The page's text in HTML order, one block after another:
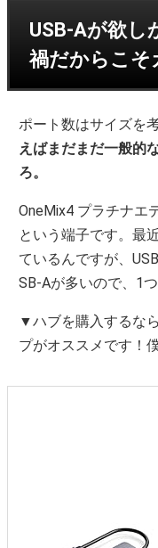
USB-Aが欲し
禍だからこそ
ポート数はサイズを
えばまだまだ一般的
ろ。
OneMix4 プラチナエ
という端子です。最
ているんですが、
SB-Aが多いので、1
▼ハブを購入するな
プがオススメです！